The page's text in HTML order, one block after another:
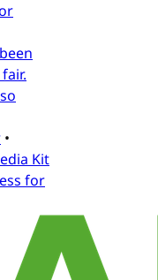
•
Kit
for